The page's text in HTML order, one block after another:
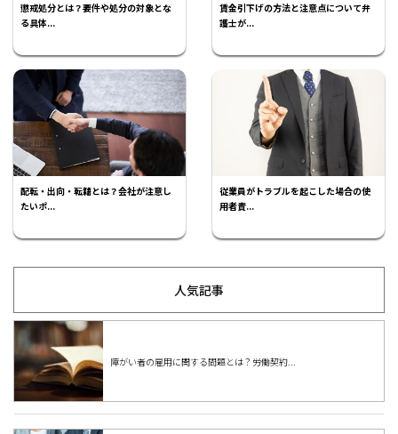
懲戒処分とは？要件や処分の対象とな
る具体...
賃金引下げの方法と注意点について弁
護士が...
配転・出向・転籍とは？会社が注意し
たいポ...
従業員がトラブルを起こした場合の使
用者責...
人気記事
障がい者の雇用に関する問題とは？労働契約...